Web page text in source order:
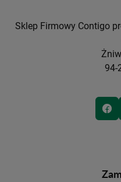
Sklep Firmowy Contigo
94-